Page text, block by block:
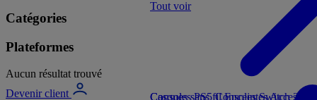
Catégories
Plateformes
Aucun résultat trouvé
Devenir client
Tout voir
Consoles PS5Consoles Switch 2
Casques sans filEnceintes